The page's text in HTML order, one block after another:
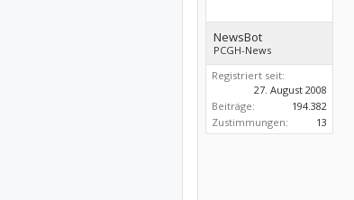
NewsBot
PCGH-News
Registriert seit:
27. August 2008
Beiträge:
194.382
Zustimmungen:
13